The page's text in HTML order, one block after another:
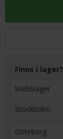
Finns i lager?
Webblager
Stockholm
Göteborg